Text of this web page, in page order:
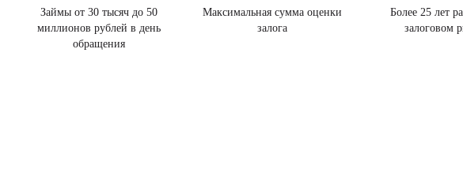
Займы от 30 тысяч до 50
миллионов рублей в день
обращения
Максимальная сумма оценки
залога
Более 25 лет
залоговом